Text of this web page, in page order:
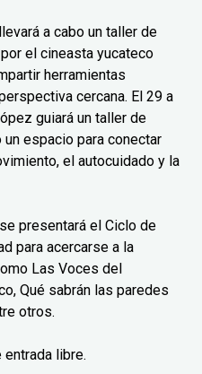
a cabo un taller de
el cineasta yucateco
herramientas
cercana. El 29 a
guiará un taller de
espacio para conectar
el autocuidado y la
presentará el Ciclo de
para acercarse a la
Las Voces del
Qué sabrán las paredes
otros.
libre.